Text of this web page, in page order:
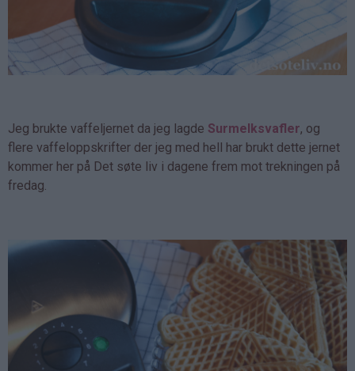
Jeg brukte vaffeljernet da jeg lagde Surmelksvafler, og
flere vaffeloppskrifter der jeg med hell har brukt dette jernet
kommer her på Det søte liv i dagene frem mot trekningen på
fredag.